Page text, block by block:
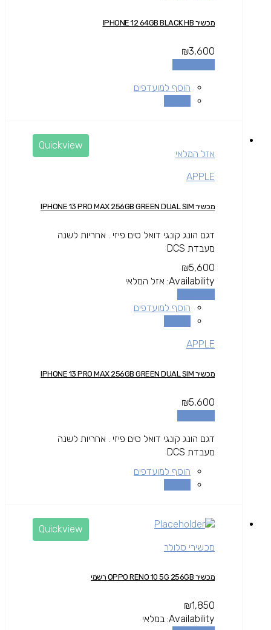
מכשיר IPHONE 12 64GB BLACK HB
₪3,600
הוסף למועדפים
Quickview
אזל המלאי
APPLE
מכשיר IPHONE 13 PRO MAX 256GB GREEN DUAL SIM
דגם הונג קונגי דואל סים פיזי . אחריות לשנה
מעבדת DCS
₪5,600
Availability: אזל המלאי
הוסף למועדפים
APPLE
מכשיר IPHONE 13 PRO MAX 256GB GREEN DUAL SIM
₪5,600
דגם הונג קונגי דואל סים פיזי . אחריות לשנה
מעבדת DCS
הוסף למועדפים
Quickview
מכשירי סלולר
מכשיר OPPO RENO 10 5G 256GB רשמי
₪1,850
Availability: במלאי